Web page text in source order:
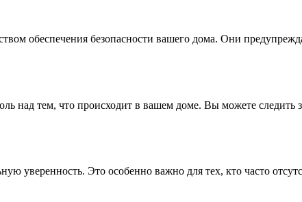
обеспечения безопасности вашего дома. Они
над тем, что происходит в вашем доме. Вы можете следить
уверенность. Это особенно важно для тех, кто часто